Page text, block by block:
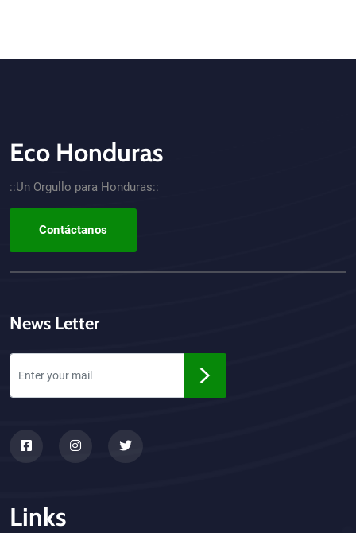
CTA - Footer
Eco Honduras
::Un Orgullo para Honduras::
Contáctanos
News Letter
Links